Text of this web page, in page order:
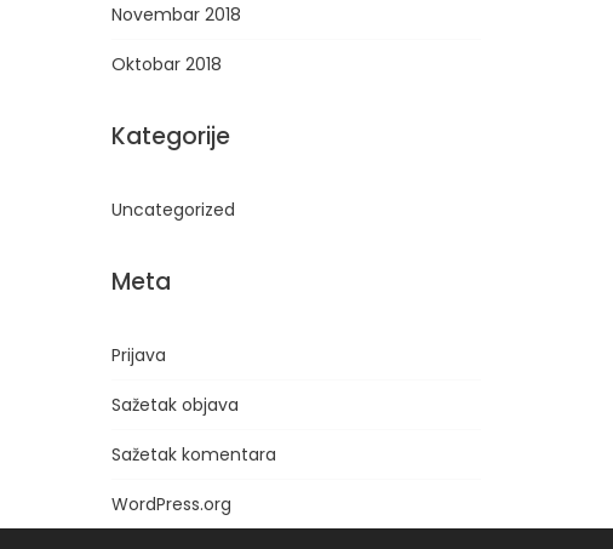
Novembar 2018
Oktobar 2018
Kategorije
Uncategorized
Meta
Prijava
Sažetak objava
Sažetak komentara
WordPress.org